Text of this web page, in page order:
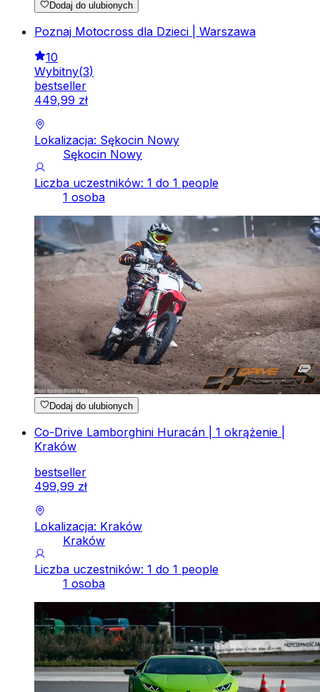
Dodaj do ulubionych
Poznaj Motocross dla Dzieci | Warszawa
10
Wybitny(3)
bestseller
449,99 zł
Lokalizacja: Sękocin Nowy
Sękocin Nowy
Liczba uczestników: 1 do 1 people
1 osoba
Dodaj do ulubionych
Co-Drive Lamborghini Huracán | 1 okrążenie |
Kraków
bestseller
499,99 zł
Lokalizacja: Kraków
Kraków
Liczba uczestników: 1 do 1 people
1 osoba